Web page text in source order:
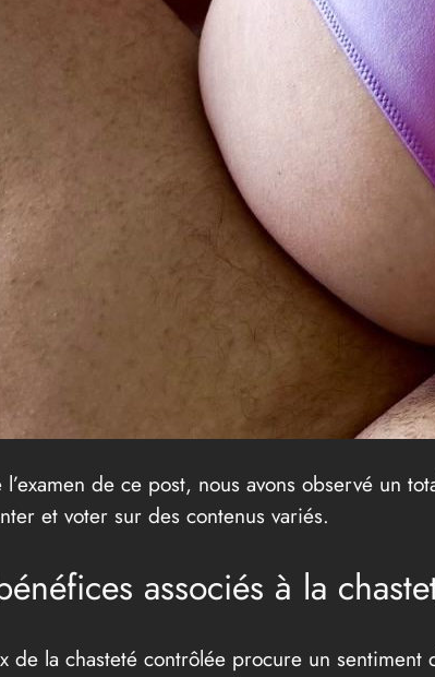
l’examen de ce post, nous avons observé un
et voter sur des contenus variés.
associés à la
de la chasteté contrôlée procure un